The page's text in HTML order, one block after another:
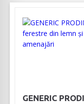
GENERIC